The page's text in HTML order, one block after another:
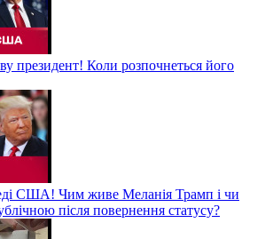
президент! Коли розпочнеться його
США! Чим живе Меланія Трамп і чи
після повернення статусу?